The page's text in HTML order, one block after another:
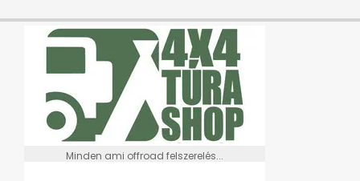
Minden ami offroad felszerelés...